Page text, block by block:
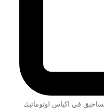
في اكياس اوتوماتيك